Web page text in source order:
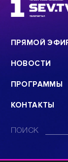
ПРЯМОЙ
НОВОСТИ
ПРОГРАММЫ
КОНТАКТЫ
ПОИСК